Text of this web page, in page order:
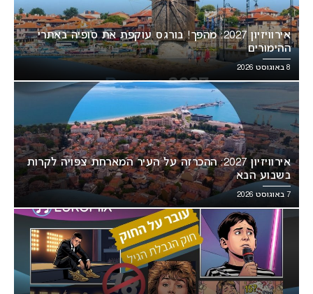
אירוויזיון 2027: מהפך! בורגס עוקפת את סופיה באתרי
ההימורים
8 באוגוסט 2026
אירוויזיון 2027: ההכרזה על העיר המארחת צפויה לקרות
בשבוע הבא
7 באוגוסט 2026